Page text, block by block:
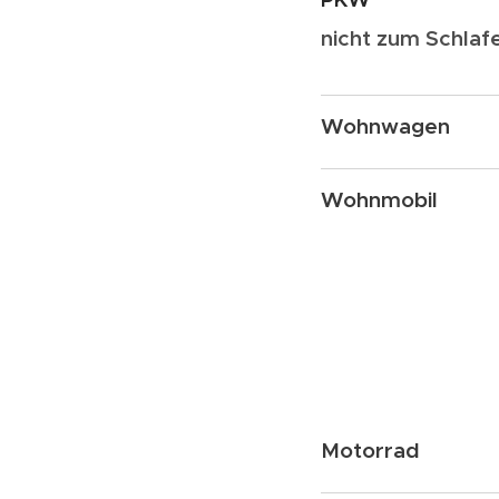
nicht zum
Wohnwagen
Wohnmobil
Motorrad